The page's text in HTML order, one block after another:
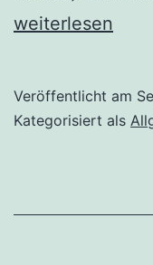
weiterlesen
Veröffentlicht am
Kategorisiert als